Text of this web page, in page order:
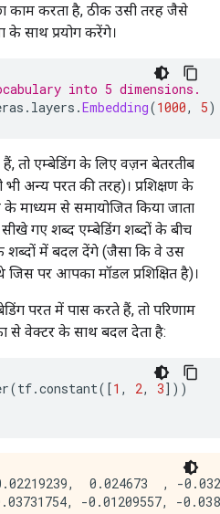
काम करता है, ठीक उसी तरह जैसे
के साथ प्रयोग करेंगे।
into 5 dimensions.
. layers .Embedding(1000, 5)
तो एम्बेडिंग के लिए वज़न बेतरतीब
अन्य परत की तरह)। प्रशिक्षण के
के माध्यम से समायोजित किया जाता
सीखे गए शब्द एम्बेडिंग शब्दों के बीच
शब्दों में बदल देंगे (जैसा कि वे उस
पर आपका मॉडल प्रशिक्षित है)।
परत में पास करते हैं, तो परिणाम
से वेक्टर के साथ बदल देता है:
(tf.constant([1 , 2, 3]))
0.024673  , -
-0.01209557, -